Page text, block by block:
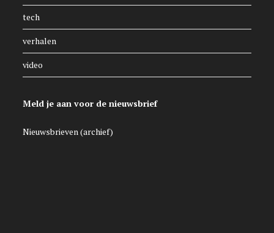
tech
verhalen
video
Meld je aan voor de nieuwsbrief
Nieuwsbrieven (archief)